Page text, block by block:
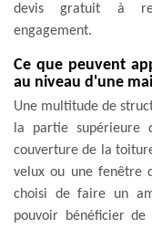
devis gratuit à
engagement.
Ce que peuvent
au niveau d'une
Une multitude de
la partie supérieure
couverture de la
velux ou une fenêtre
choisi de faire un
pouvoir bénéficier